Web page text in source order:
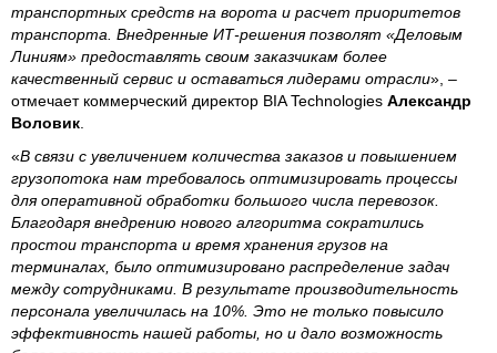
транспортных средств на ворота и расчет приоритетов
транспорта. Внедренные ИТ-решения позволят «Деловым
Линиям» предоставлять своим заказчикам более
качественный сервис и оставаться лидерами отрасли», –
отмечает коммерческий директор BIA Technologies Александр
Воловик
«В связи с увеличением количества заказов и повышением
грузопотока нам требовалось оптимизировать процессы
для оперативной обработки большого числа перевозок.
Благодаря внедрению нового алгоритма сократились
простои транспорта и время хранения грузов на
терминалах, было оптимизировано распределение задач
между сотрудниками. В результате производительность
персонала увеличилась на 10%. Это не только повысило
эффективность нашей работы, но и дало возможность